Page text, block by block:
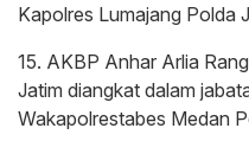
Kapolres Lumajang Polda
15. AKBP Anhar Arlia
Jatim diangkat dalam
Wakapolrestabes Medan